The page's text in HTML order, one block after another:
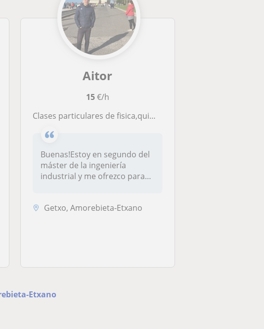
Aitor
15€/h
Clases particulares de fisica,quimica y matemáticas a alumnos de ESO y primaria
Buenas!Estoy en segundo del
máster de la ingeniería
industrial y me ofrezco para
Getxo, Amorebieta-Etxano
Etxano